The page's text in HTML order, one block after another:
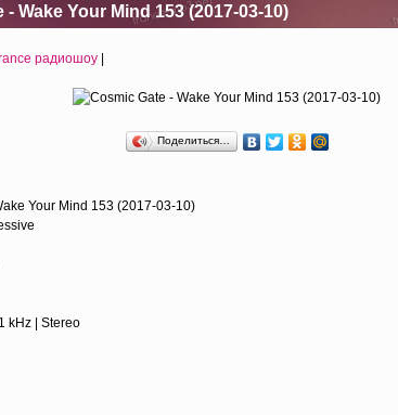
- Wake Your Mind 153 (2017-03-10)
радиошоу |
Поделиться…
Your Mind 153 (2017-03-10)
kHz | Stereo